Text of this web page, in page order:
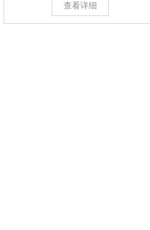
查看详细